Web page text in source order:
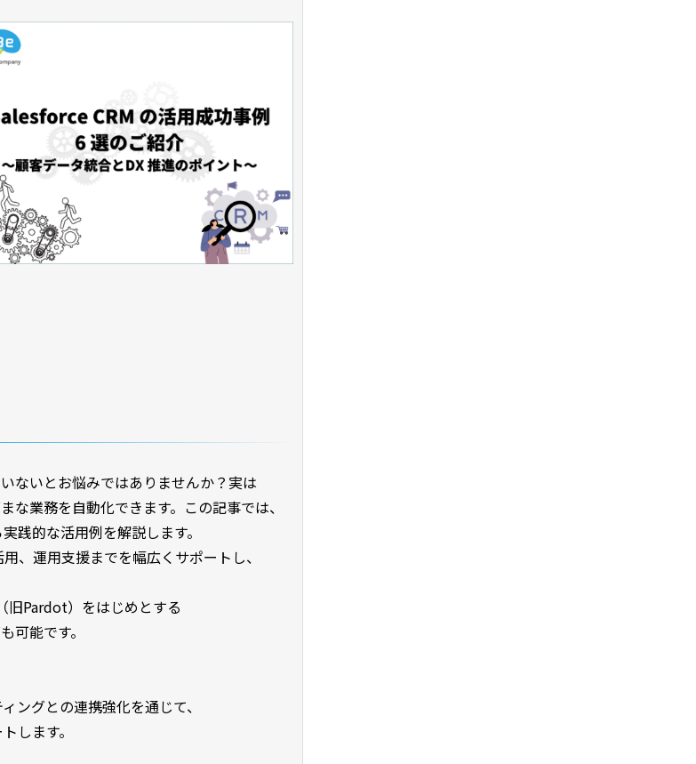
ないとお悩みではありませんか？実は
業務を自動化できます。この記事では、
践的な活用例を解説します。
、運用支援までを幅広くサポートし、
旧Pardot）をはじめとする
可能です。
ングとの連携強化を通じて、
します。